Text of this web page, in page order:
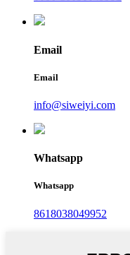
Email
Email
info@siweiyi.com
Whatsapp
Whatsapp
8618038049952